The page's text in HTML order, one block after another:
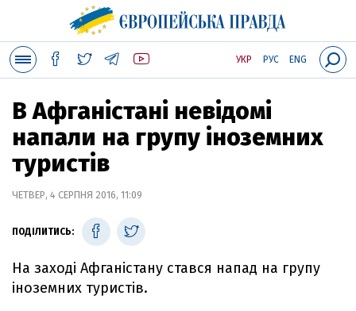
УКР РУС ENG
В Афганістані невідомі
напали на групу іноземних
туристів
ЧЕТВЕР, 4 СЕРПНЯ 2016, 11:09
ПОДІЛИТИСЬ:
На заході Афганістану стався напад на групу
іноземних туристів.